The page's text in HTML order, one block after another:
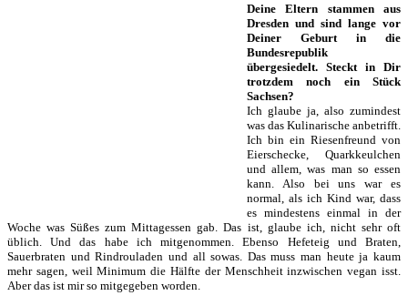
Deine Eltern stammen aus
Dresden und sind lange vor
Deiner Geburt in die
Bundesrepublik
übergesiedelt. Steckt in Dir
trotzdem noch ein Stück
Sachsen?
Ich glaube ja, also zumindest
was das Kulinarische anbetrifft.
Ich bin ein Riesenfreund von
Eierschecke, Quarkkeulchen
und allem, was man so essen
kann. Also bei uns war es
normal, als ich Kind war, dass
es mindestens einmal in der
Woche was Süßes zum Mittagessen gab. Das ist, glaube ich, nicht sehr oft
üblich. Und das habe ich mitgenommen. Ebenso Hefeteig und Braten,
Sauerbraten und Rindrouladen und all sowas. Das muss man heute ja kaum
mehr sagen, weil Minimum die Hälfte der Menschheit inzwischen vegan isst.
Aber das ist mir so mitgegeben worden.